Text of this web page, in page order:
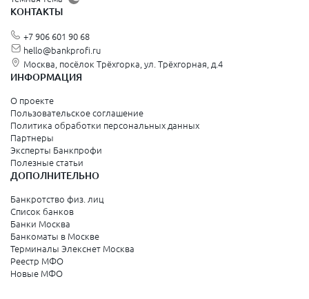
Видное
Зеленоград
Санкт-Петербург и Ленинградская область
Колпино
Санкт-Петербург
Краснодарский край
Армавир
Сочи
КОНТАКТЫ
+7 906 601 90 68
hello@bankprofi.ru
Москва, посёлок Трёхгорка, ул. Трёхгорная, д.4
ИНФОРМАЦИЯ
О проекте
Пользовательское соглашение
Политика обработки персональных данных
Партнеры
Эксперты Банкпрофи
Полезные статьи
ДОПОЛНИТЕЛЬНО
Банкротство физ. лиц
Список банков
Банки Москва
Банкоматы в Москве
Терминалы Элекснет Москва
Реестр МФО
Новые МФО